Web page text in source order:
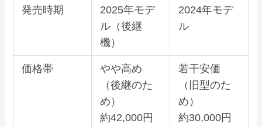
発売時期
2025年モデ
ル（後継
機）
2024年モデ
ル
価格帯
やや高め
（後継のた
め）
約42,000円
若干安価
（旧型のた
め）
約30,000円